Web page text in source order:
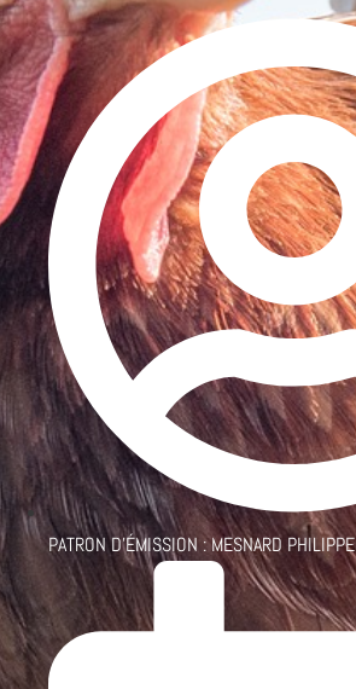
PATRON D'ÉMISSION :MESNARD PHILIPPE